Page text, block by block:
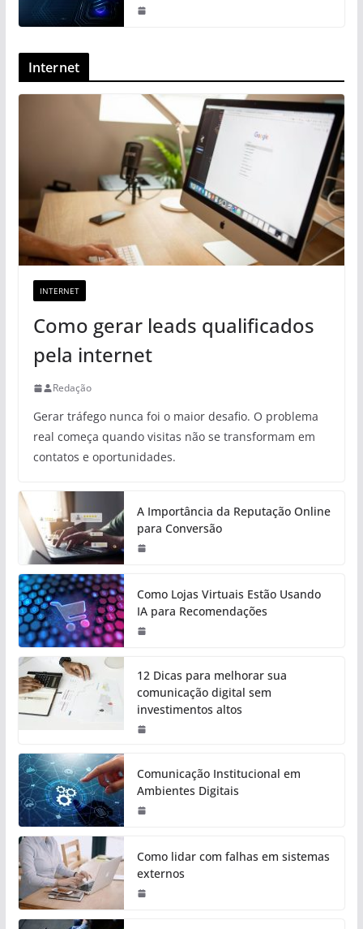
Internet
INTERNET
Como gerar leads qualificados
pela internet
Redação
Gerar tráfego nunca foi o maior desafio. O problema
real começa quando visitas não se transformam em
contatos e oportunidades.
A Importância da Reputação Online
para Conversão
Como Lojas Virtuais Estão Usando
IA para Recomendações
12 Dicas para melhorar sua
comunicação digital sem
investimentos altos
Comunicação Institucional em
Ambientes Digitais
Como lidar com falhas em sistemas
externos